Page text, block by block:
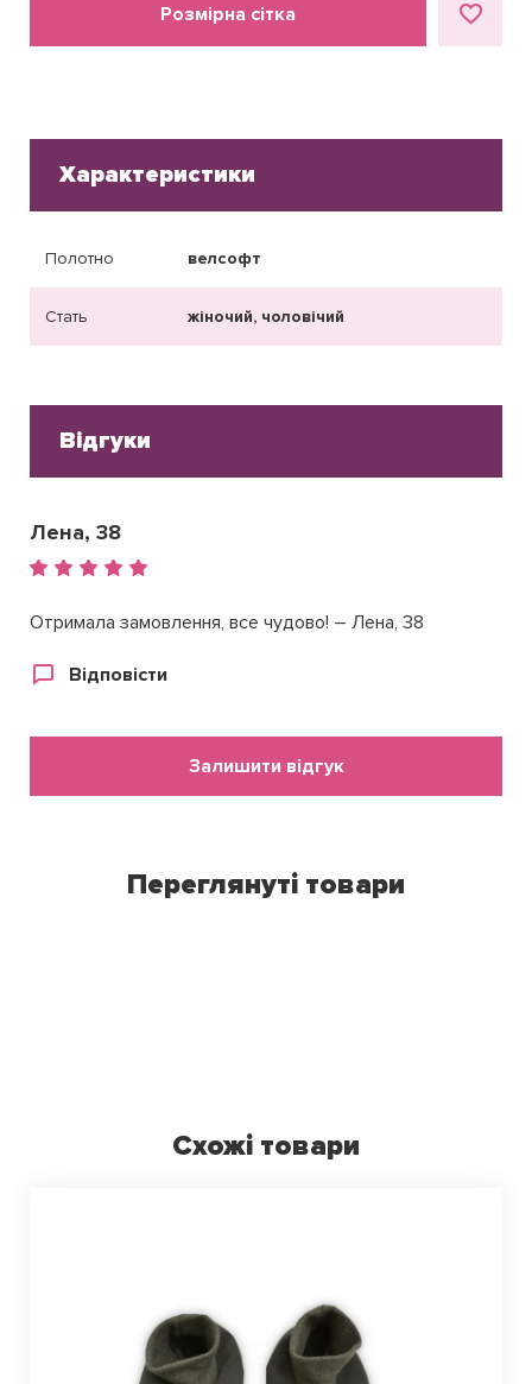
Розмірна сітка
Характеристики
Полотно велсофт
Стать жіночий, чоловічий
Відгуки
Лена, 38
Отримала замовлення, все чудово! – Лена, 38
Відповісти
Залишити відгук
Переглянуті товари
Схожі товари